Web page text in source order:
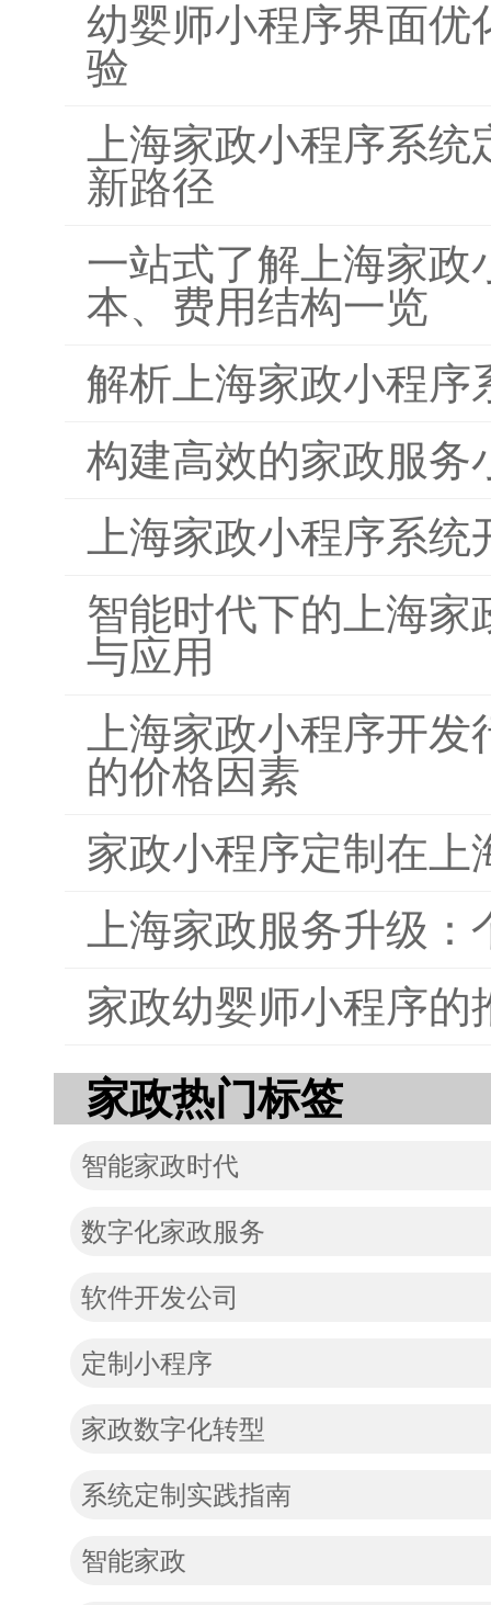
幼婴师小程序界面优
验
上海家政小程序系
新路径
一站式了解上海家政
本、费用结构一览
解析上海家政小程序
构建高效的家政服务
上海家政小程序系
智能时代下的上海家
与应用
上海家政小程序开
的价格因素
家政小程序定制在上
上海家政服务升级
家政幼婴师小程序的
家政热门标签
智能家政时代
数字化家政服务
软件开发公司
定制小程序
家政数字化转型
系统定制实践指南
智能家政